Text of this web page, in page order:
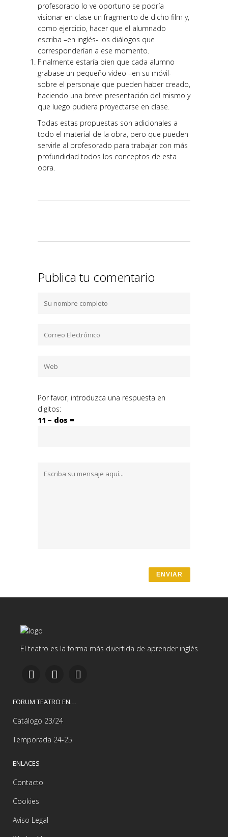
profesorado lo ve oportuno se podría
visionar en clase un fragmento de dicho film y,
como ejercicio, hacer que el alumnado
escriba –en inglés- los diálogos que
corresponderían a ese momento.
Finalmente estaría bien que cada alumno
grabase un pequeño video –en su móvil-
sobre el personaje que pueden haber creado,
haciendo una breve presentación del mismo y
que luego pudiera proyectarse en clase.
Todas estas propuestas son adicionales a
todo el material de la obra, pero que pueden
servirle al profesorado para trabajar con más
profundidad todos los conceptos de esta
obra.
Publica tu comentario
Por favor, introduzca una respuesta en
digitos:
11 − dos =
El teatro es la forma más divertida de aprender inglés
FORUM TEATRO EN…
Catálogo 23/24
Temporada 24-25
ENLACES
Contacto
Cookies
Aviso Legal